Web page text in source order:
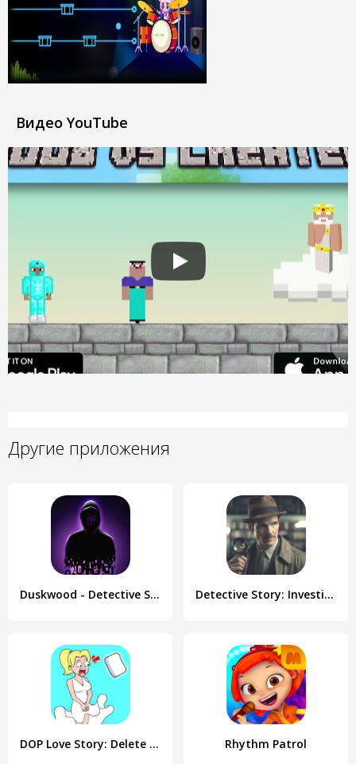
Видео YouTube
Другие приложения
Duskwood - Detective Story Detective Story: Investigation
DOP Love Story: Delete Story Rhythm Patrol